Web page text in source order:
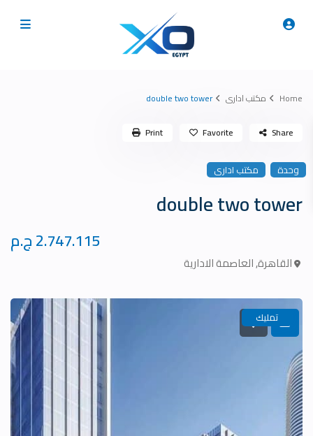
Home مكتب ادارى double two tower
وحدة مكتب ادارى
double two tower
2.747.115 ج.م
القاهرة,العاصمة الادارية
Share
Favorite
Print
تمليك